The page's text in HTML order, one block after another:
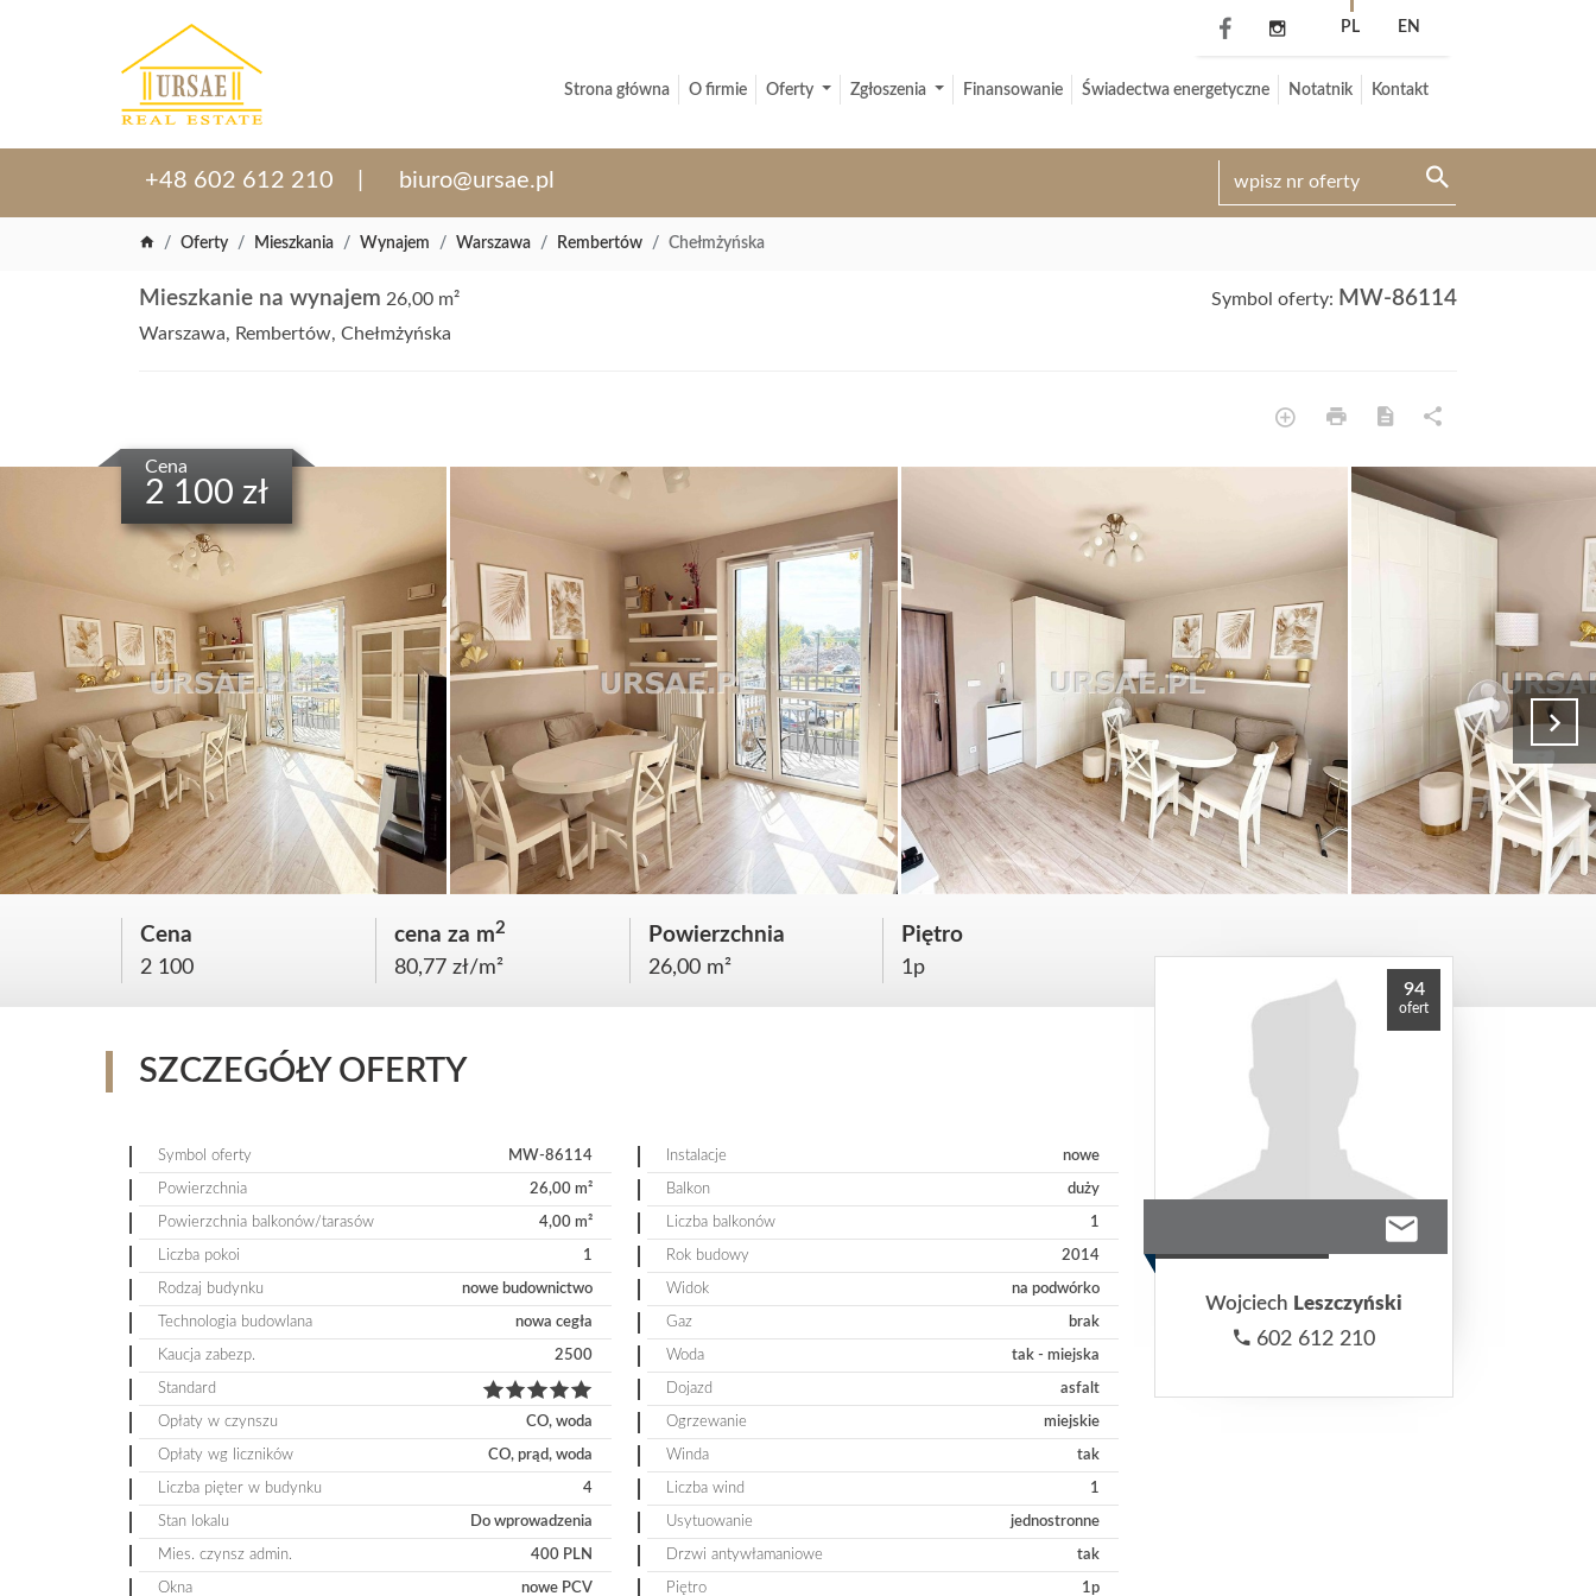
PL EN
Strona główna O firmie Oferty Zgłoszenia Finansowanie Świadectwa energetyczne Notatnik Kontakt
+48 602 612 210 biuro@ursae.pl
Oferty Mieszkania Wynajem Warszawa Rembertów Chełmżyńska
Mieszkanie na wynajem 26,00 m²
Warszawa, Rembertów, Chełmżyńska
Symbol oferty: MW-86114
Cena
2 100 zł
Cena
2 100
cena za m2
80,77 zł/m²
Powierzchnia
26,00 m²
Piętro
1p
SZCZEGÓŁY OFERTY
Symbol oferty MW-86114
Powierzchnia 26,00 m²
Powierzchnia balkonów/tarasów 4,00 m²
Liczba pokoi 1
Rodzaj budynku nowe budownictwo
Technologia budowlana nowa cegła
Kaucja zabezp. 2500
Standard
Opłaty w czynszu CO, woda
Opłaty wg liczników CO, prąd, woda
Liczba pięter w budynku 4
Stan lokalu Do wprowadzenia
Mies. czynsz admin. 400 PLN
Okna nowe PCV
Instalacje nowe
Balkon duży
Liczba balkonów 1
Rok budowy 2014
Widok na podwórko
Gaz brak
Woda tak - miejska
Dojazd asfalt
Ogrzewanie miejskie
Winda tak
Liczba wind 1
Usytuowanie jednostronne
Drzwi antywłamaniowe tak
Piętro 1p
94
ofert
Wojciech Leszczyński
602 612 210